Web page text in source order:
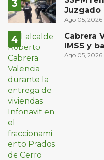
Juzgado
San Juan
Ago 05, 2026
Cabrera
IMSS y
oriente
Ago 05, 2026